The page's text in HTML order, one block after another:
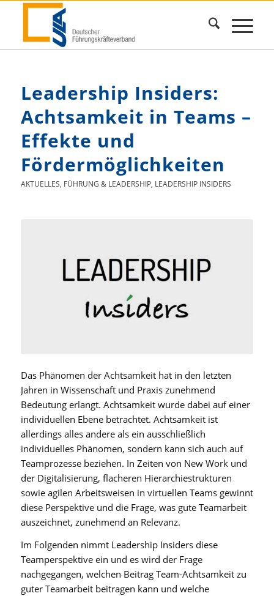
Leadership Insiders:
Achtsamkeit in Teams –
Effekte und
Fördermöglichkeiten
AKTUELLES, FÜHRUNG & LEADERSHIP, LEADERSHIP INSIDERS
Das Phänomen der Achtsamkeit hat in den letzten
Jahren in Wissenschaft und Praxis zunehmend
Bedeutung erlangt. Achtsamkeit wurde dabei auf einer
individuellen Ebene betrachtet. Achtsamkeit ist
allerdings alles andere als ein ausschließlich
individuelles Phänomen, sondern kann sich auch auf
Teamprozesse beziehen. In Zeiten von New Work und
der Digitalisierung, flacheren Hierarchiestrukturen
sowie agilen Arbeitsweisen in virtuellen Teams gewinnt
diese Perspektive und die Frage, was gute Teamarbeit
auszeichnet, zunehmend an Relevanz.
Im Folgenden nimmt Leadership Insiders diese
Teamperspektive ein und es wird der Frage
nachgegangen, welchen Beitrag Team-Achtsamkeit zu
guter Teamarbeit beitragen kann und welche